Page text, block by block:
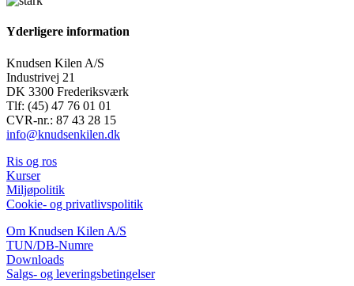
Yderligere information
Knudsen Kilen A/S
Industrivej 21
DK 3300 Frederiksværk
Tlf: (45) 47 76 01 01
CVR-nr.: 87 43 28 15
info@knudsenkilen.dk
Ris og ros
Kurser
Miljøpolitik
Cookie- og privatlivspolitik
Om Knudsen Kilen A/S
TUN/DB-Numre
Downloads
Salgs- og leveringsbetingelser